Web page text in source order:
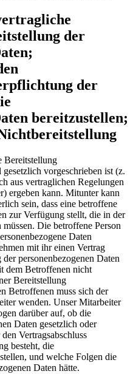
der
der
bereitzustellen;
Bereitstellung
vorgeschrieben ist (z.
aus vertraglichen Regelungen
ergeben kann. Mitunter kann
sein, dass eine betroffene
zur Verfügung stellt, die in der
Die betroffene Person
Daten
mit ihr einen Vertrag
personenbezogenen Daten
dem Betroffenen nicht
Bereitstellung
Betroffenen muss sich der
wenden. Unser Mitarbeiter
darüber auf, ob die
Daten gesetzlich oder
Vertragsabschluss
besteht, die
und welche Folgen die
Daten hätte.